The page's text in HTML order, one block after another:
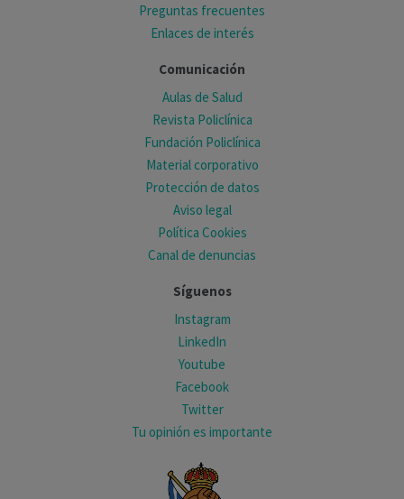
Preguntas frecuentes
Enlaces de interés
Comunicación
Aulas de Salud
Revista Policlínica
Fundación Policlínica
Material corporativo
Protección de datos
Aviso legal
Política Cookies
Canal de denuncias
Síguenos
Instagram
LinkedIn
Youtube
Facebook
Twitter
Tu opinión es importante